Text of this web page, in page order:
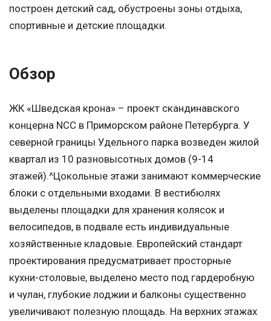
построен детский сад, обустроены зоны отдыха,
спортивные и детские площадки.
Обзор
ЖК «Шведская крона» – проект скандинавского
концерна NCC в Приморском районе Петербурга. У
северной границы Удельного парка возведен жилой
квартал из 10 разновысотных домов (9-14
этажей).^Цокольные этажи занимают коммерческие
блоки с отдельными входами. В вестибюлях
выделены площадки для хранения колясок и
велосипедов, в подвале есть индивидуальные
хозяйственные кладовые. Европейский стандарт
проектирования предусматривает просторные
кухни-столовые, выделено место под гардеробную
и чулан, глубокие лоджии и балконы существенно
увеличивают полезную площадь. На верхних этажах